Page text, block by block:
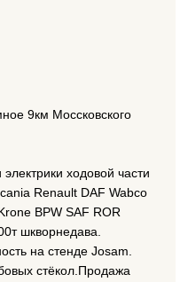
9км Моссковского
ходовой части
Renault DAF Wabco
BPW SAF ROR
шкворнедава.
на стенде Josam.
стёкол.Продажа